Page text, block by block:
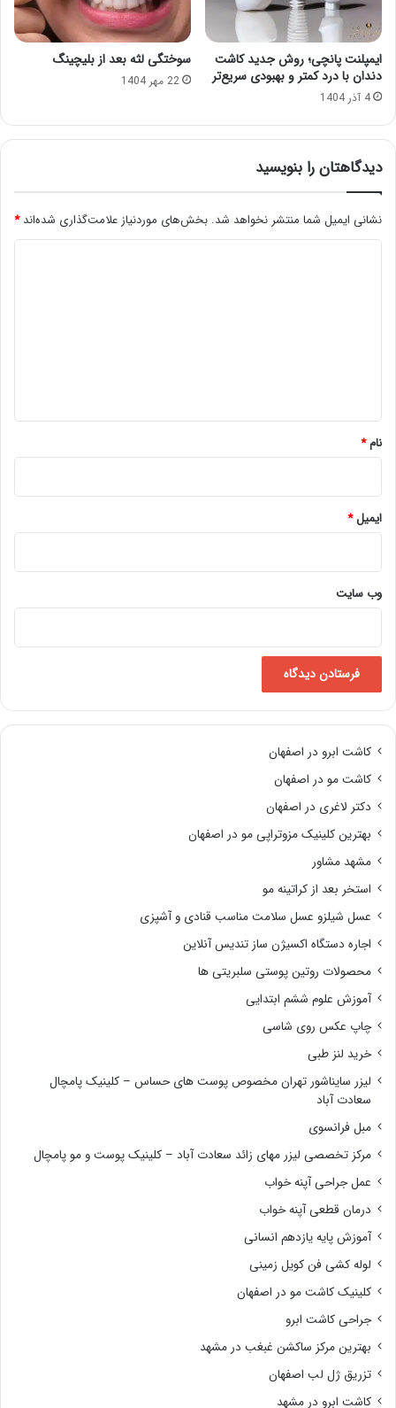
ایمپلنت پانچی؛ روش جدید کاشت
دندان با درد کمتر و بهبودی سریع‌تر
4 آذر 1404
سوختگی لثه بعد از بلیچینگ
22 مهر 1404
دیدگاهتان را بنویسید
نشانی ایمیل شما منتشر نخواهد شد. بخش‌های موردنیاز علامت‌گذاری شده‌اند*
نام*
ایمیل*
وب‌ سایت
کاشت ابرو در اصفهان
کاشت مو در اصفهان
دکتر لاغری در اصفهان
بهترین کلینیک مزوتراپی مو در اصفهان
مشهد مشاور
استخر بعد از کراتینه مو
عسل شیلزو عسل سلامت مناسب قنادی و آشپزی
اجاره دستگاه اکسیژن ساز تندیس آنلاین
محصولات روتین پوستی سلبریتی ها
آموزش علوم ششم ابتدایی
چاپ عکس روی شاسی
خرید لنز طبی
لیزر سایناشور تهران مخصوص پوست های حساس – کلینیک پامچال
سعادت آباد
مبل فرانسوی
مرکز تخصصی لیزر مهای زائد سعادت آباد – کلینیک پوست و مو پامچال
عمل جراحی آپنه خواب
درمان قطعی آپنه خواب
آموزش پایه یازدهم انسانی
لوله کشی فن کویل زمینی
کلینیک کاشت مو در اصفهان
جراحی کاشت ابرو
بهترین مرکز ساکشن غبغب در مشهد
تزریق ژل لب اصفهان
کاشت ابرو در مشهد